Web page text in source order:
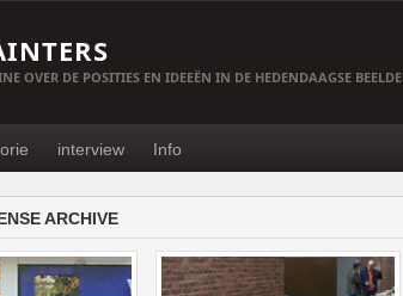
OVER DE POSITIES EN IDEEËN IN DE HEDENDAAGSE
interview Info
ARCHIVE